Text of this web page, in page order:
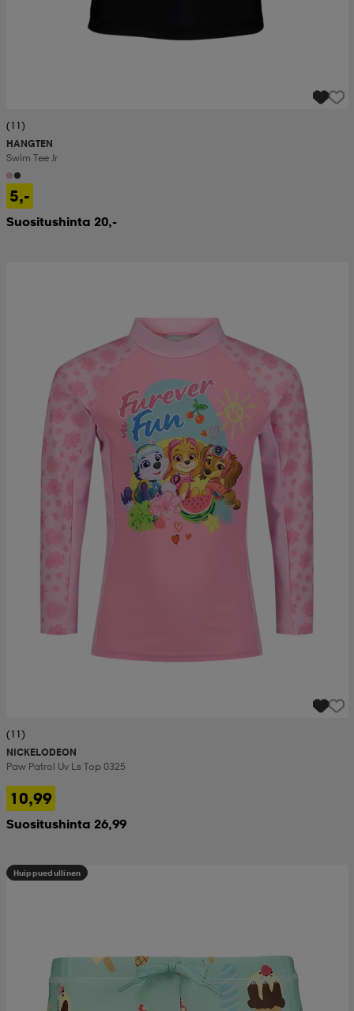
(11)
HANGTEN
Swim Tee Jr
5,-
Suositushinta 20,-
(11)
NICKELODEON
Paw Patrol Uv Ls Top 0325
10,99
Suositushinta 26,99
Huippuedullinen